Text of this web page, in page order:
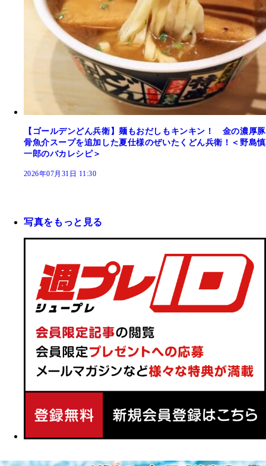
【ゴールデンどん兵衛】麺もおだしもキンキン！ 金の濃厚豚
骨魚介スープを追加した夏仕様のぜいたくどん兵衛！＜野島慎
一郎のバカレシピ＞
2026年07月31日 11:30
写真をもっと見る